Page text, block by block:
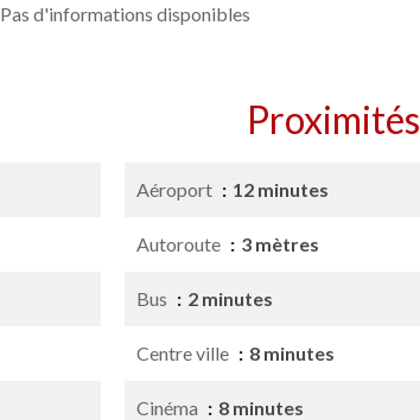
Pas d'informations disponibles
Proximités
Aéroport 12 minutes
Autoroute 3 mètres
Bus 2 minutes
Centre ville 8 minutes
Cinéma 8 minutes